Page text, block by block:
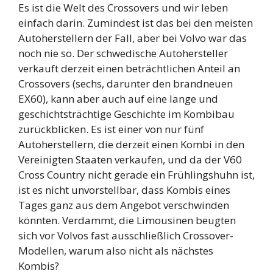
Es ist die Welt des Crossovers und wir leben
einfach darin. Zumindest ist das bei den meisten
Autoherstellern der Fall, aber bei Volvo war das
noch nie so. Der schwedische Autohersteller
verkauft derzeit einen beträchtlichen Anteil an
Crossovers (sechs, darunter den brandneuen
EX60), kann aber auch auf eine lange und
geschichtsträchtige Geschichte im Kombibau
zurückblicken. Es ist einer von nur fünf
Autoherstellern, die derzeit einen Kombi in den
Vereinigten Staaten verkaufen, und da der V60
Cross Country nicht gerade ein Frühlingshuhn ist,
ist es nicht unvorstellbar, dass Kombis eines
Tages ganz aus dem Angebot verschwinden
könnten. Verdammt, die Limousinen beugten
sich vor Volvos fast ausschließlich Crossover-
Modellen, warum also nicht als nächstes
Kombis?